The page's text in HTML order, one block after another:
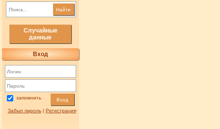
Найти
Случайные
данные
Вход
запомнить Вход
Забыл пароль| Регистрация